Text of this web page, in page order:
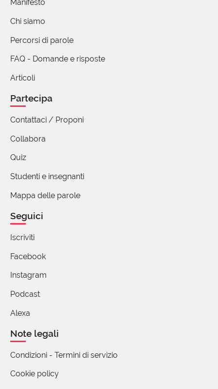
Manifesto
Chi siamo
Percorsi di parole
FAQ - Domande e risposte
Articoli
Partecipa
Contattaci / Proponi
Collabora
Quiz
Studenti e insegnanti
Mappa delle parole
Seguici
Iscriviti
Facebook
Instagram
Podcast
Alexa
Note legali
Condizioni - Termini di servizio
Cookie policy